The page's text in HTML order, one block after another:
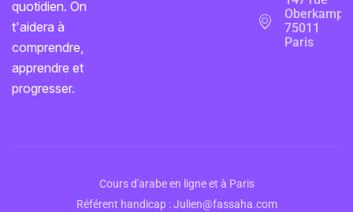
quotidien. On
t'aidera à
comprendre,
apprendre et
progresser.
Oberkampf,
75011
Paris
Cours d'arabe en ligne et à Paris
Référent handicap : Julien@fassaha.com